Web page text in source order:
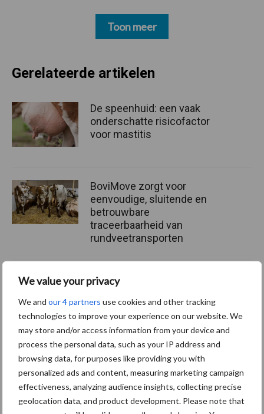
We value your privacy
We and our 4 partners use cookies and other tracking
technologies to improve your experience on our website. We
may store and/or access information from your device and
process the personal data, such as your IP address and
browsing data, for purposes like providing you with
personalized ads and content, measuring marketing campaign
effectiveness, analyzing audience insights, collecting precise
geolocation data, and product development. Please note that
Primaire
Sidebar
Recent nieuws Partner nieuws
7 aug
Toon meer
Gerelateerde artikelen
De speenhuid: een vaak
onderschatte risicofactor
voor mastitis
BoviMove zorgt voor
eenvoudige, sluitende en
betrouwbare
traceerbaarheid van
rundveetransporten
Tien praktische tips voor
een langere levensduur